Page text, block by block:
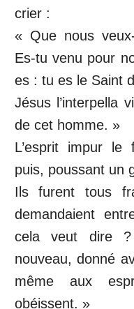
crier :
« Que nous
Es-tu venu pour
es : tu es le Saint
Jésus l’interpella
de cet homme. »
L’esprit impur le
puis, poussant un
Ils furent tous
demandaient
cela veut dire ?
nouveau, donné
même aux
obéissent. »